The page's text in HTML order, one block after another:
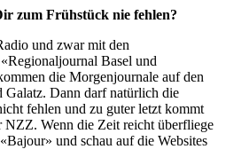
zum Frühstück nie fehlen?
und zwar mit den
Basel und
die Morgenjournale auf den
Galatz. Dann darf natürlich die
fehlen und zu guter letzt kommt
Wenn die Zeit reicht überfliege
und schau auf die Websites